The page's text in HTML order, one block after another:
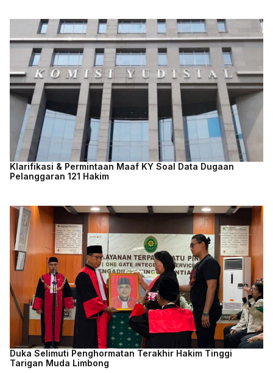
Klarifikasi & Permintaan Maaf KY Soal Data Dugaan
Pelanggaran 121 Hakim
Duka Selimuti Penghormatan Terakhir Hakim Tinggi
Tarigan Muda Limbong